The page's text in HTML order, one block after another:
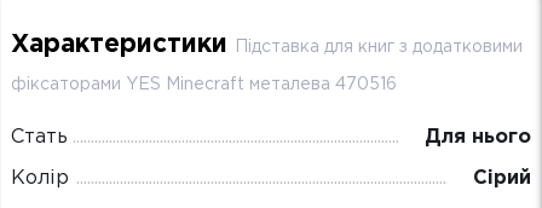
Характеристики Підставка для книг з додатковими
фіксаторами YES Minecraft металева 470516
Стать Для нього
Колір Сірий